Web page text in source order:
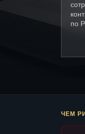
по
ЧЕМ